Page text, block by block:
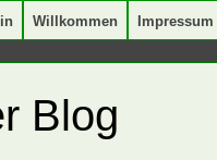
Willkommen Impressum
Blog